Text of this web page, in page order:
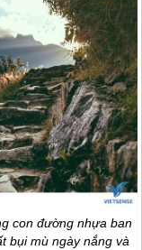
con đường nhựa ban
bụi mù ngày nắng và